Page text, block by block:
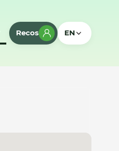
Recos EN